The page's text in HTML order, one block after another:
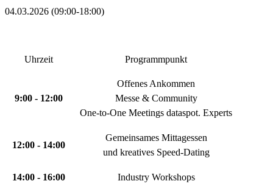
04.03.2026 (09:00-18:00)
Uhrzeit Programmpunkt
9:00 - 12:00
Offenes Ankommen
Messe & Community
One-to-One Meetings dataspot. Experts
12:00 - 14:00
Gemeinsames Mittagessen
und kreatives Speed-Dating
14:00 - 16:00 Industry Workshops